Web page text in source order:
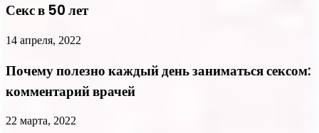
Секс в 50 лет
14 апреля, 2022
Почему полезно каждый день заниматься сексом:
комментарий врачей
22 марта, 2022